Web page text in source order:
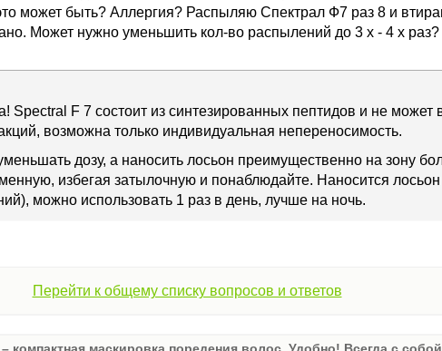
может быть? Аллергия? Распыляю Спектрал Ф7 раз 8 и
Может нужно уменьшить кол-во распылений до 3 х - 4 х раз?
Spectral F 7 состоит из синтезированных пептидов и не может
возможна только индивидуальная непереносимость.
дозу, а наносить лосьон преимущественно на зону
избегая затылочную и понаблюдайте. Наносится
можно использовать 1 раз в день, лучше на ночь.
Перейти к общему списку вопросов и ответов